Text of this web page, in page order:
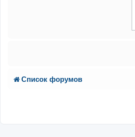
Список форумов